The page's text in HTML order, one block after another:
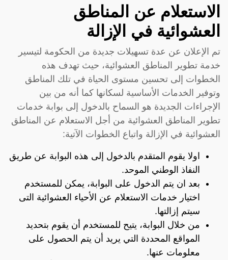
الاستعلام عن المناطق
العشوائية في الإزالة
تم الإعلان عن عدة تسهيلات جديدة من الحكومة لتيسير
خدمة تطوير المناطق العشوائية، حيث تهدف هذه
الخطوات إلى تحسين مستوى الحياة في تلك المناطق
وتوفير الخدمات الأساسية لسكانها كما أنه من بين
الإجراءات الجديدة هو السماح بالدخول إلى بوابة خدمات
تطوير المناطق العشوائية من أجل الاستعلام عن المناطق
العشوائية في الإزالة واتباع الخطوات الآتية:
اولا يقوم المتقدم بالدخول إلى هذه البوابة عن طريق
النفاذ الوطني الموحد.
بعد ان يتم الدخول على البوابة، يمكن للمستخدم
اختيار خدمات الاستعلام عن الأحياء العشوائية التى
سيتم إزالتها.
من خلال البوابة، يتيح للمستخدم أن يقوم بتحديد
المواقع المحددة التي يريد أن يتم الحصول على
معلومات عنها.